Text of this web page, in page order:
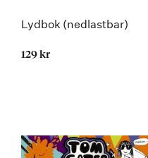
Lydbok (nedlastbar)
129 kr